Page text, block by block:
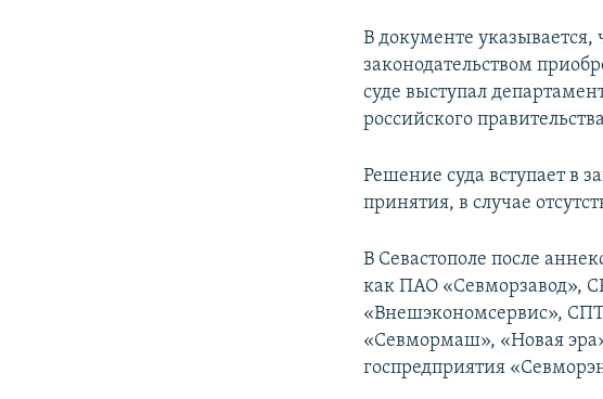
В документе
законодательством
суде выступал
российского
Решение суда вступает в
принятия, в случае
В Севастополе после
как ПАО «Севморзавод»,
«Внешэкономсервис»,
«Севмормаш», «Новая
госпредприятия